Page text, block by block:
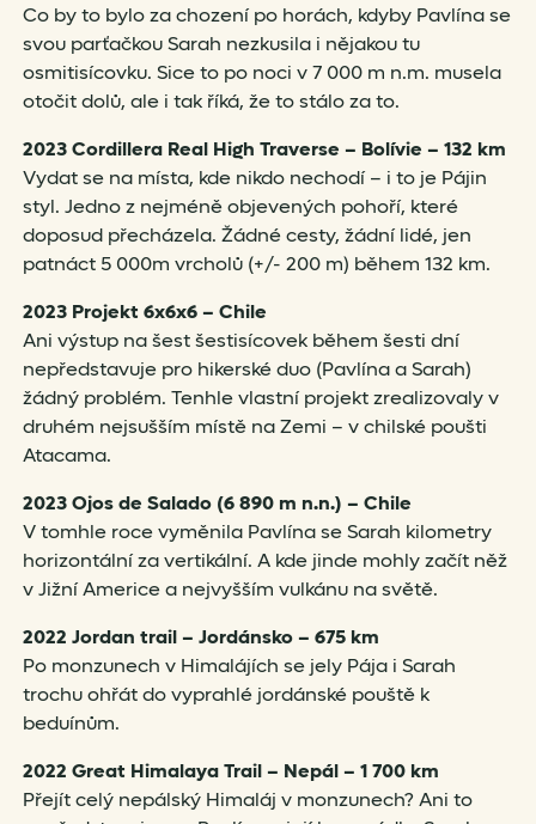
Co by to bylo za chození po horách, kdyby Pavlína se
svou parťačkou Sarah nezkusila i nějakou tu
osmitisícovku. Sice to po noci v 7 000 m n.m. musela
otočit dolů, ale i tak říká, že to stálo za to.
2023 Cordillera Real High Traverse – Bolívie – 132 km
Vydat se na místa, kde nikdo nechodí – i to je Pájin
styl. Jedno z nejméně objevených pohoří, které
doposud přecházela. Žádné cesty, žádní lidé, jen
patnáct 5 000m vrcholů (+/- 200 m) během 132 km.
2023 Projekt 6x6x6– Chile
Ani výstup na šest šestisícovek během šesti dní
nepředstavuje pro hikerské duo (Pavlína a Sarah)
žádný problém. Tenhle vlastní projekt zrealizovaly v
druhém nejsušším místě na Zemi – v chilské poušti
Atacama.
2023 Ojos de Salado (6 890 m n.n.) – Chile
V tomhle roce vyměnila Pavlína se Sarah kilometry
horizontální za vertikální. A kde jinde mohly začít něž
v Jižní Americe a nejvyšším vulkánu na světě.
2022 Jordan trail– Jordánsko– 675 km
Po monzunech v Himalájích se jely Pája i Sarah
trochu ohřát do vyprahlé jordánské pouště k
beduínům.
2022 Great Himalaya Trail– Nepál– 1 700 km
Přejít celý nepálský Himaláj v monzunech? Ani to